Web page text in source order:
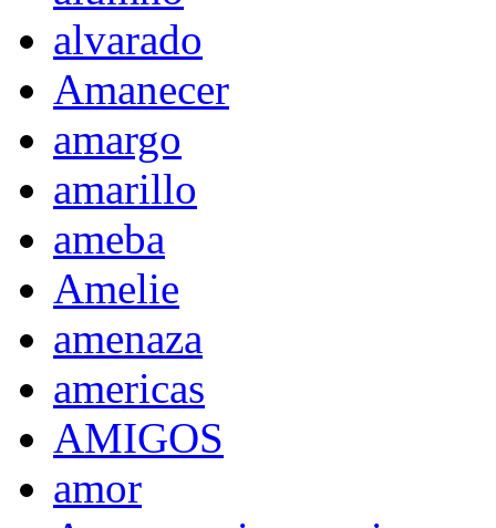
alvarado
Amanecer
amargo
amarillo
ameba
Amelie
amenaza
americas
AMIGOS
amor